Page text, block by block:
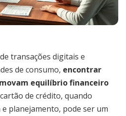
transações digitais e
de consumo, encontrar
equilíbrio financeiro
de crédito, quando
planejamento, pode ser um